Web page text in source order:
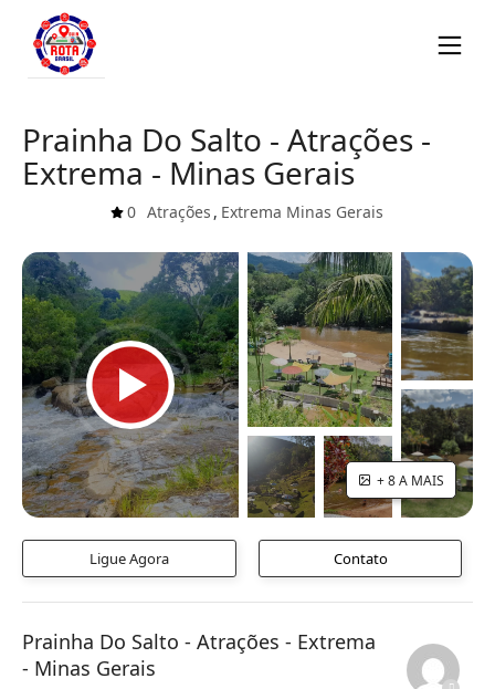
Prainha Do Salto - Atrações -
Extrema - Minas Gerais
0 Atrações , Extrema Minas Gerais
+ 8 A MAIS
Ligue Agora Contato
Prainha Do Salto - Atrações - Extrema
- Minas Gerais